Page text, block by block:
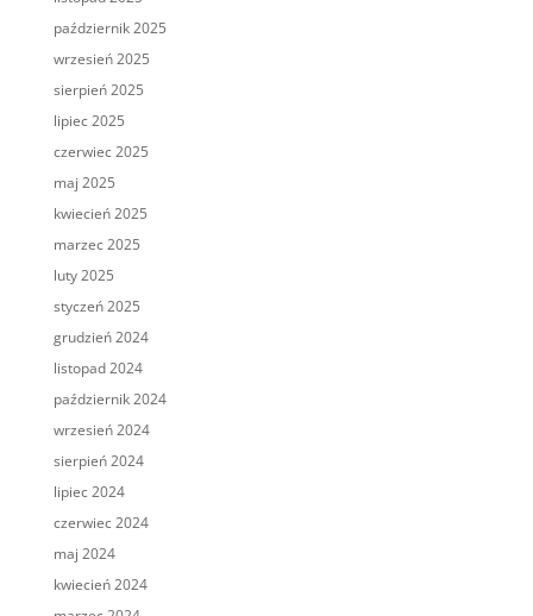
październik 2025
wrzesień 2025
sierpień 2025
lipiec 2025
czerwiec 2025
maj 2025
kwiecień 2025
marzec 2025
luty 2025
styczeń 2025
grudzień 2024
listopad 2024
październik 2024
wrzesień 2024
sierpień 2024
lipiec 2024
czerwiec 2024
maj 2024
kwiecień 2024